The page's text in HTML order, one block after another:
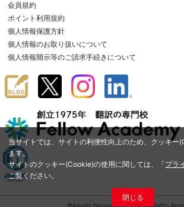
当サイトでは、サイトの利便性向上のため、クッキー
ます。
サイトのクッキー(Cookie)の使用に関しては、「プラ
ご覧ください。
閉じる
会員規約
ポイント利用規約
個人情報保護方針
個人情報のお取り扱いについて
個人情報開示等のご請求手続きについて
©Amelia Network Co.,Ltd. All Rights